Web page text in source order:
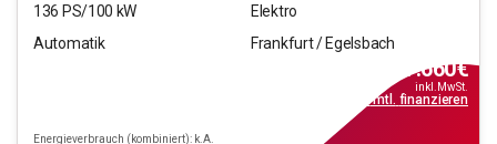
136 PS/100 kW
Elektro
Automatik
Frankfurt / Egelsbach
Energieverbrauch (kombiniert): k.A.
17.660€
inkl.MwSt.
mtl. finanzieren